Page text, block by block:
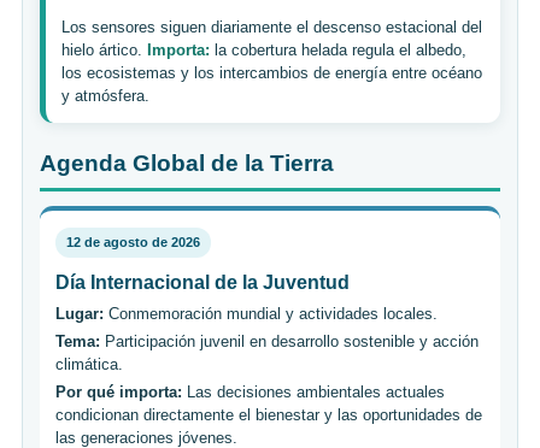
Los sensores siguen diariamente el descenso estacional del
hielo ártico.
Importa: la cobertura helada regula el albedo,
los ecosistemas y los intercambios de energía entre océano
y atmósfera.
Agenda Global de la Tierra
12 de agosto de 2026
Día Internacional de la Juventud
Lugar: Conmemoración mundial y actividades locales.
Tema: Participación juvenil en desarrollo sostenible y acción
climática.
Por qué importa: Las decisiones ambientales actuales
condicionan directamente el bienestar y las oportunidades de
las generaciones jóvenes.